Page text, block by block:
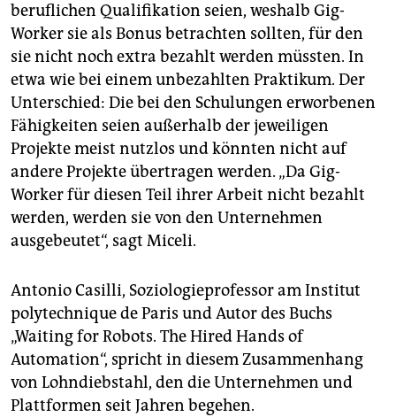
beruflichen Qualifikation seien, weshalb Gig-
Worker sie als Bonus betrachten sollten, für den
sie nicht noch extra bezahlt werden müssten. In
etwa wie bei einem unbezahlten Praktikum. Der
Unterschied: Die bei den Schulungen erworbenen
Fähigkeiten seien außerhalb der jeweiligen
Projekte meist nutzlos und könnten nicht auf
andere Projekte übertragen werden. „Da Gig-
Worker für diesen Teil ihrer Arbeit nicht bezahlt
werden, werden sie von den Unternehmen
ausgebeutet“, sagt Miceli.
Antonio Casilli, Soziologieprofessor am Institut
polytechnique de Paris und Autor des Buchs
„Waiting for Robots. The Hired Hands of
Automation“, spricht in diesem Zusammenhang
von Lohndiebstahl, den die Unternehmen und
Plattformen seit Jahren begehen.